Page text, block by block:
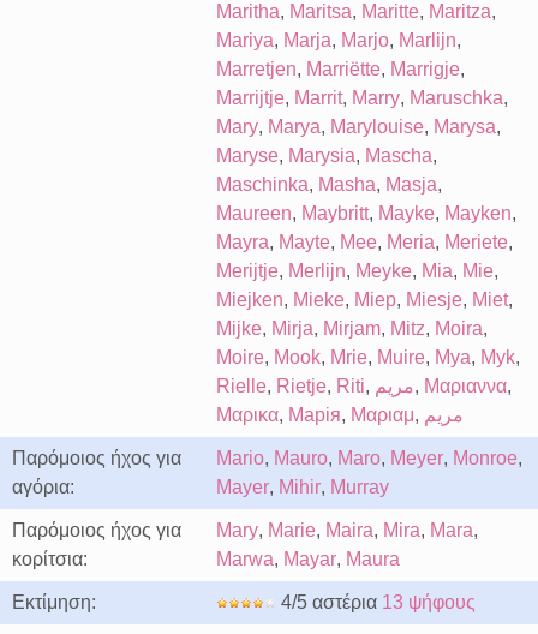
Maritha, Maritsa, Maritte, Maritza,
Mariya, Marja, Marjo, Marlijn,
Marretjen, Marriëtte, Marrigje,
Marrijtje, Marrit, Marry, Maruschka,
Mary, Marya, Marylouise, Marysa,
Maryse, Marysia, Mascha,
Maschinka, Masha, Masja,
Maureen, Maybritt, Mayke, Mayken,
Mayra, Mayte, Mee, Meria, Meriete,
Merijtje, Merlijn, Meyke, Mia, Mie,
Miejken, Mieke, Miep, Miesje, Miet,
Mijke, Mirja, Mirjam, Mitz, Moira,
Moire, Mook, Mrie, Muire, Mya, Myk,
Rielle, Rietje, Riti, مريم, Μαριαννα,
Μαρικα, Марія, Μαριαμ, مریم
Παρόμοιος ήχος για
αγόρια:
Mario, Mauro, Maro, Meyer, Monroe,
Mayer, Mihir, Murray
Παρόμοιος ήχος για
κορίτσια:
Mary, Marie, Maira, Mira, Mara,
Marwa, Mayar, Maura
Εκτίμηση: 4/5 αστέρια 13 ψήφους